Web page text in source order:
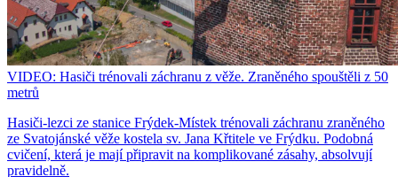
VIDEO: Hasiči trénovali záchranu z věže. Zraněného spouštěli z 50
metrů
Hasiči-lezci ze stanice Frýdek-Místek trénovali záchranu zraněného
ze Svatojánské věže kostela sv. Jana Křtitele ve Frýdku. Podobná
cvičení, která je mají připravit na komplikované zásahy, absolvují
pravidelně.